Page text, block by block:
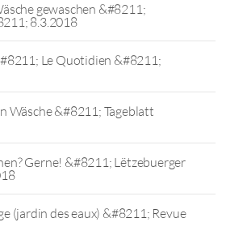
gewaschen &#8211;
8.3.2018
Le Quotidien &#8211;
Wäsche &#8211; Tageblatt
Gerne! &#8211; Lëtzebuerger
(jardin des eaux) &#8211; Revue